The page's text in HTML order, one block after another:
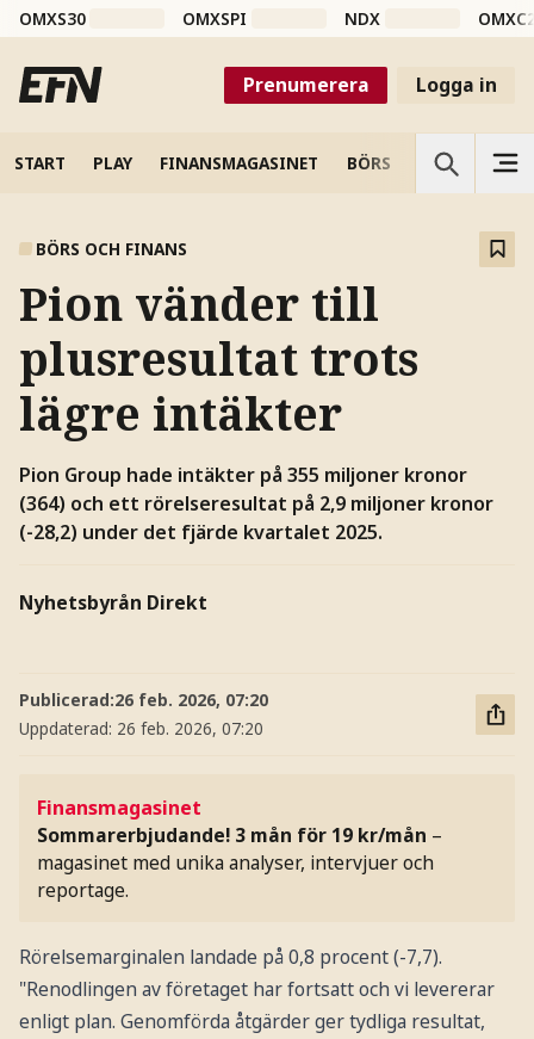
OMXS30 OMXSPI NDX
Prenumerera Logga in
START PLAY FINANSMAGASINET BÖRS VETENSKAP
BÖRS OCH FINANS
Pion vänder till
plusresultat trots
lägre intäkter
Pion Group hade intäkter på 355 miljoner kronor
(364) och ett rörelseresultat på 2,9 miljoner kronor
(-28,2) under det fjärde kvartalet 2025.
Nyhetsbyrån Direkt
Publicerad:26 feb. 2026, 07:20
Uppdaterad: 26 feb. 2026, 07:20
Finansmagasinet
Sommarerbjudande! 3 mån för 19 kr/mån –
magasinet med unika analyser, intervjuer och
reportage.
Rörelsemarginalen landade på 0,8 procent (-7,7).
"Renodlingen av företaget har fortsatt och vi levererar
enligt plan. Genomförda åtgärder ger tydliga resultat,